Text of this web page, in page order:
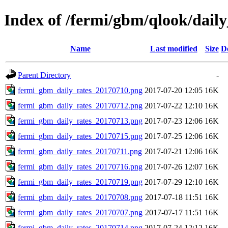
Index of /fermi/gbm/qlook/
Name Last modified Size
Parent Directory
-
fermi_gbm_daily_rates_20170710.png 2017-07-20 12:05 16K
fermi_gbm_daily_rates_20170712.png 2017-07-22 12:10 16K
fermi_gbm_daily_rates_20170713.png 2017-07-23 12:06 16K
fermi_gbm_daily_rates_20170715.png 2017-07-25 12:06 16K
fermi_gbm_daily_rates_20170711.png 2017-07-21 12:06 16K
fermi_gbm_daily_rates_20170716.png 2017-07-26 12:07 16K
fermi_gbm_daily_rates_20170719.png 2017-07-29 12:10 16K
fermi_gbm_daily_rates_20170708.png 2017-07-18 11:51 16K
fermi_gbm_daily_rates_20170707.png 2017-07-17 11:51 16K